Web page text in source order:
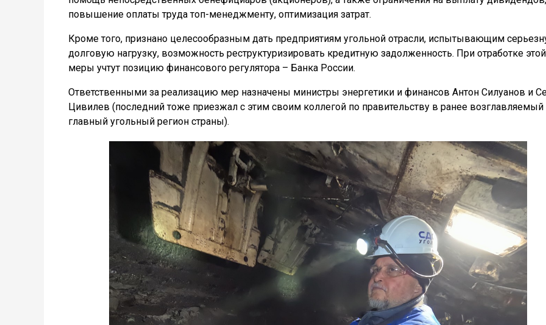
повышение оплаты труда топ-менеджменту, оптимизация затрат.
Кроме того, признано целесообразным дать предприятиям угольной отрасли, испытывающим
долговую нагрузку, возможность реструктуризировать кредитную задолженность. При отработке этой
меры учтут позицию финансового регулятора – Банка России.
Ответственными за реализацию мер назначены министры энергетики и финансов Антон Силуанов и
Цивилев (последний тоже приезжал с этим своим коллегой по правительству в ранее возглавляемый
главный угольный регион страны).